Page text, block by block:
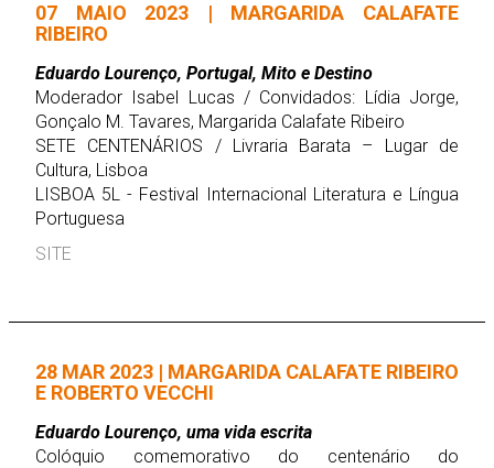
07 MAIO 2023 | MARGARIDA CALAFATE
RIBEIRO
Eduardo Lourenço, Portugal, Mito e Destino
Moderador Isabel Lucas / Convidados: Lídia Jorge,
Gonçalo M. Tavares, Margarida Calafate Ribeiro
SETE CENTENÁRIOS / Livraria Barata – Lugar de
Cultura, Lisboa
LISBOA 5L - Festival Internacional Literatura e Língua
Portuguesa
SITE
28 MAR 2023 | MARGARIDA CALAFATE RIBEIRO
E ROBERTO VECCHI
Eduardo Lourenço, uma vida escrita
Colóquio comemorativo do centenário do